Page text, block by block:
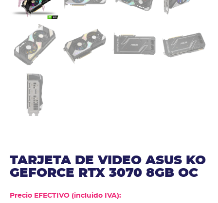
TARJETA DE VIDEO ASUS KO
GEFORCE RTX 3070 8GB OC
Precio EFECTIVO (incluido IVA):